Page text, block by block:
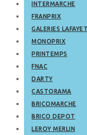
INTERMARCHE
FRANPRIX
GALERIES
MONOPRIX
PRINTEMPS
FNAC
DARTY
CASTORAMA
BRICOMARCHE
BRICO DEPOT
LEROY MERLIN